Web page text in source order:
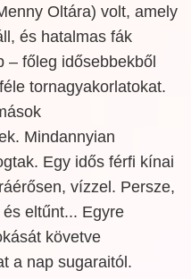
Oltára) volt, amely
és hatalmas fák
– főleg idősebbekből
tornagyakorlatokat.
Mindannyian
Egy idős férfi kínai
vízzel. Persze,
eltűnt... Egyre
követve
a nap sugaraitól.